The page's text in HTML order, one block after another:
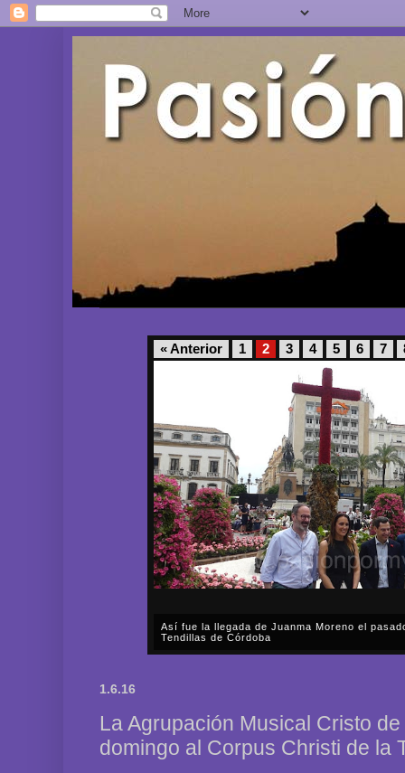
« Anterior 1 2 3 4 5 6 7
Así fue la llegada de Juanma Moreno el
Tendillas de Córdoba
1.6.16
La Agrupación Musical Cristo
domingo al Corpus Christi de la